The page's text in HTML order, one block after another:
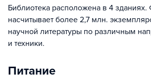
Библиотека расположена в 4
насчитывает более 2,7 млн.
научной литературы по различным
и техники.
Питание